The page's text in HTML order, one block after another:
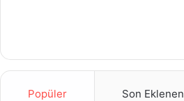
Popüler Son Eklenen